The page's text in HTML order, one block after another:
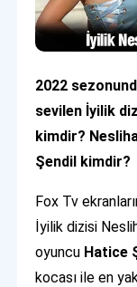
2022
sevilen İyilik
kimdir?
Şendil kimdir?
Fox Tv
İyilik dizisi
oyuncu Hatice
kocası ile en